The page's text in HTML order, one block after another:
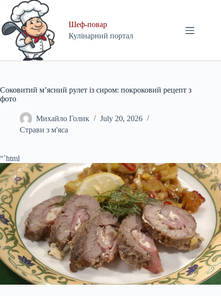
content
Шеф-повар
Кулінарний портал
Соковитий м’ясний рулет із сиром: покроковий рецепт з
фото
Михайло Голик
July 20, 2026
Страви з м'яса
“`html